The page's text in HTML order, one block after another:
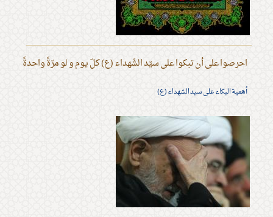
احرصوا على أن تبكوا على سيّد الشّهداء (ع) كلّ يوم و لو مرّةً واحدةً
أهمية البكاء على سيد الشهداء (ع)